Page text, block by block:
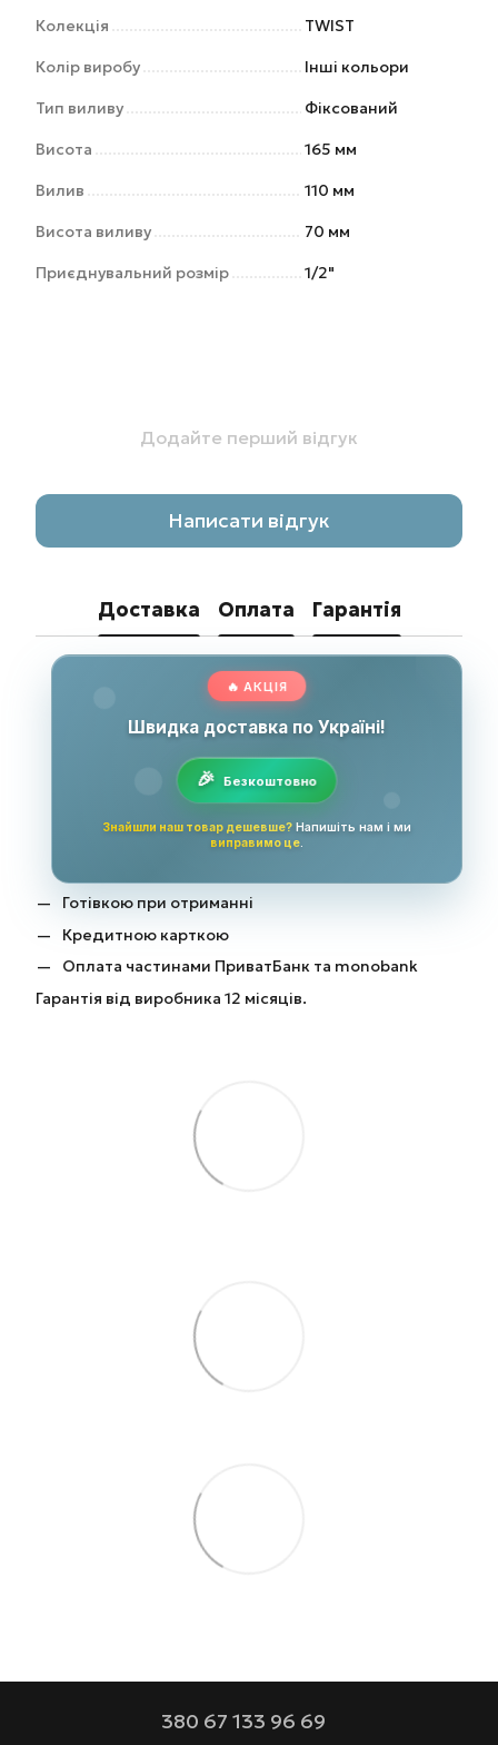
Колекція TWIST
Колір виробу Інші кольори
Тип виливу Фіксований
Висота 165 мм
Вилив 110 мм
Висота виливу 70 мм
Приєднувальний розмір 1/2"
Додайте перший відгук
Написати відгук
Доставка Оплата Гарантія
🔥 АКЦІЯ
Швидка доставка по Україні!
Безкоштовно
Знайшли наш товар дешевше? Напишіть нам і ми
виправимо це.
Готівкою при отриманні
Кредитною карткою
Оплата частинами ПриватБанк та monobank
Гарантія від виробника 12 місяців.
380 67 133 96 69